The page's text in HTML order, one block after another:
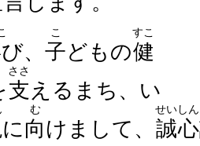
び、 子
こ
どもの健
すこ
支
ささ
えるまち、い
に向
む
けまして、 誠心
せいしん